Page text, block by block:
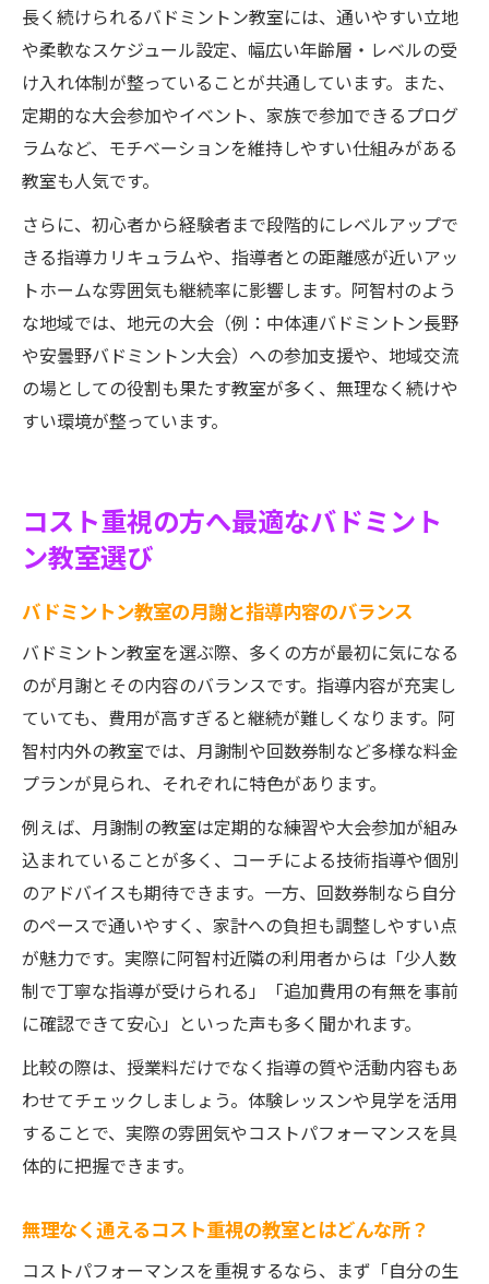
長く続けられるバドミントン教室には、通いやすい立地
や柔軟なスケジュール設定、幅広い年齢層・レベルの受
け入れ体制が整っていることが共通しています。また、
定期的な大会参加やイベント、家族で参加できるプログ
ラムなど、モチベーションを維持しやすい仕組みがある
教室も人気です。
さらに、初心者から経験者まで段階的にレベルアップで
きる指導カリキュラムや、指導者との距離感が近いアッ
トホームな雰囲気も継続率に影響します。阿智村のよう
な地域では、地元の大会（例：中体連バドミントン長野
や安曇野バドミントン大会）への参加支援や、地域交流
の場としての役割も果たす教室が多く、無理なく続けや
すい環境が整っています。
コスト重視の方へ最適なバドミント
ン教室選び
バドミントン教室の月謝と指導内容のバランス
バドミントン教室を選ぶ際、多くの方が最初に気になる
のが月謝とその内容のバランスです。指導内容が充実し
ていても、費用が高すぎると継続が難しくなります。阿
智村内外の教室では、月謝制や回数券制など多様な料金
プランが見られ、それぞれに特色があります。
例えば、月謝制の教室は定期的な練習や大会参加が組み
込まれていることが多く、コーチによる技術指導や個別
のアドバイスも期待できます。一方、回数券制なら自分
のペースで通いやすく、家計への負担も調整しやすい点
が魅力です。実際に阿智村近隣の利用者からは「少人数
制で丁寧な指導が受けられる」「追加費用の有無を事前
に確認できて安心」といった声も多く聞かれます。
比較の際は、授業料だけでなく指導の質や活動内容もあ
わせてチェックしましょう。体験レッスンや見学を活用
することで、実際の雰囲気やコストパフォーマンスを具
体的に把握できます。
無理なく通えるコスト重視の教室とはどんな所？
コストパフォーマンスを重視するなら、まず「自分の生